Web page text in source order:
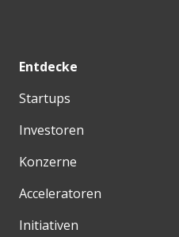
Entdecke
Startups
Investoren
Konzerne
Acceleratoren
Initiativen